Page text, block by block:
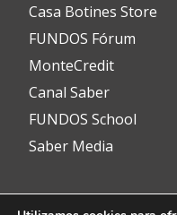
Casa Botines Store
FUNDOS Fórum
MonteCredit
Canal Saber
FUNDOS School
Saber Media